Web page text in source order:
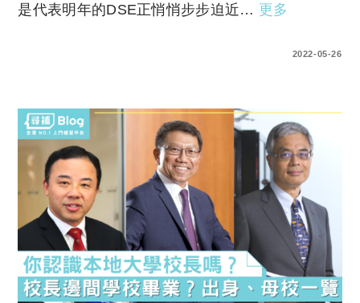
是代表明年的DSE正悄悄步步迫近… 更多
2022-05-26